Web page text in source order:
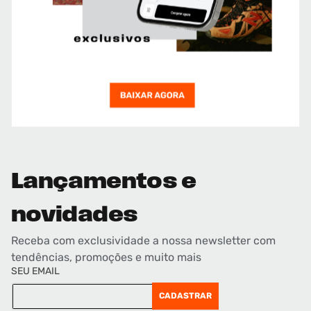
Lançamentos e
novidades
Receba com exclusividade a nossa newsletter com
tendências, promoções e muito mais
SEU EMAIL
CADASTRAR